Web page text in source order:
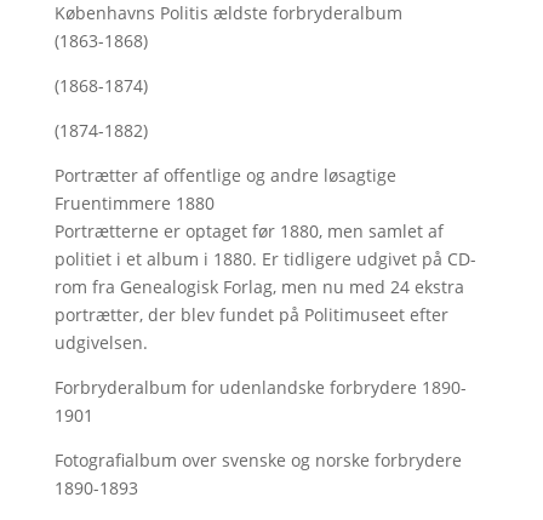
Københavns Politis ældste forbryderalbum
(1863-1868)
(1868-1874)
(1874-1882)
Portrætter af offentlige og andre løsagtige
Fruentimmere 1880
Portrætterne er optaget før 1880, men samlet af
politiet i et album i 1880. Er tidligere udgivet på CD-
rom fra Genealogisk Forlag, men nu med 24 ekstra
portrætter, der blev fundet på Politimuseet efter
udgivelsen.
Forbryderalbum for udenlandske forbrydere 1890-
1901
Fotografialbum over svenske og norske forbrydere
1890-1893